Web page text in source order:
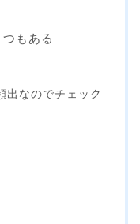
もある
出なのでチェック